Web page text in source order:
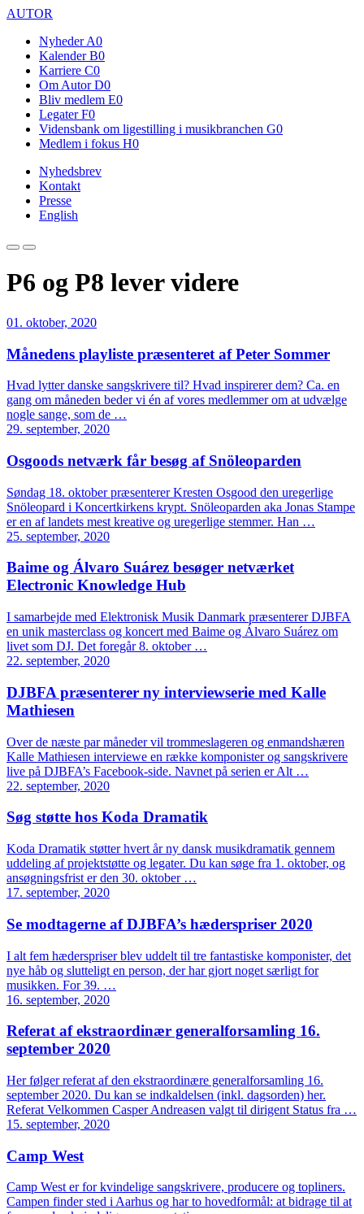
AUTOR
Nyheder A0
Kalender B0
Karriere C0
Om Autor D0
Bliv medlem E0
Legater F0
Vidensbank om ligestilling i musikbranchen G0
Medlem i fokus H0
Nyhedsbrev
Kontakt
Presse
English
P6 og P8 lever videre
01. oktober, 2020
Månedens playliste præsenteret af Peter Sommer
Hvad lytter danske sangskrivere til? Hvad inspirerer dem? Ca. en
gang om måneden beder vi én af vores medlemmer om at udvælge
nogle sange, som de …
29. september, 2020
Osgoods netværk får besøg af Snöleoparden
Søndag 18. oktober præsenterer Kresten Osgood den uregerlige
Snöleopard i Koncertkirkens krypt. Snöleoparden aka Jonas Stampe
er en af landets mest kreative og uregerlige stemmer. Han …
25. september, 2020
Baime og Álvaro Suárez besøger netværket
Electronic Knowledge Hub
I samarbejde med Elektronisk Musik Danmark præsenterer DJBFA
en unik masterclass og koncert med Baime og Álvaro Suárez om
livet som DJ. Det foregår 8. oktober …
22. september, 2020
DJBFA præsenterer ny interviewserie med Kalle
Mathiesen
Over de næste par måneder vil trommeslageren og enmandshæren
Kalle Mathiesen interviewe en række komponister og sangskrivere
live på DJBFA’s Facebook-side. Navnet på serien er Alt …
22. september, 2020
Søg støtte hos Koda Dramatik
Koda Dramatik støtter hvert år ny dansk musikdramatik gennem
uddeling af projektstøtte og legater. Du kan søge fra 1. oktober, og
ansøgningsfrist er den 30. oktober …
17. september, 2020
Se modtagerne af DJBFA’s hæderspriser 2020
I alt fem hæderspriser blev uddelt til tre fantastiske komponister, det
nye håb og slutteligt en person, der har gjort noget særligt for
musikken. For 39. …
16. september, 2020
Referat af ekstraordinær generalforsamling 16.
september 2020
Her følger referat af den ekstraordinære generalforsamling 16.
september 2020. Du kan se indkaldelsen (inkl. dagsorden) her.
Referat Velkommen Casper Andreasen valgt til dirigent Status fra …
15. september, 2020
Camp West
Camp West er for kvindelige sangskrivere, producere og topliners.
Campen finder sted i Aarhus og har to hovedformål: at bidrage til at